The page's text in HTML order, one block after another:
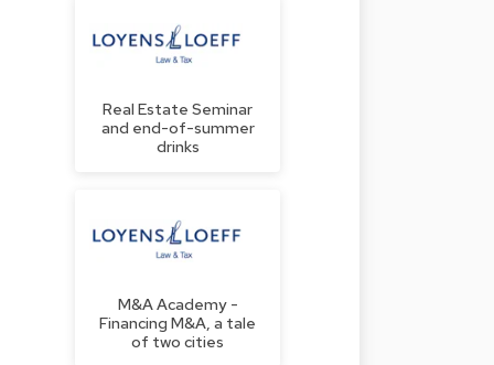
Real Estate Seminar
and end-of-summer
drinks
M&A Academy -
Financing M&A, a tale
of two cities